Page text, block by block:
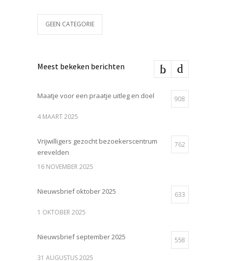
GEEN CATEGORIE
Meest bekeken berichten
Maatje voor een praatje uitleg en doel 908
4 MAART 2025
Vrijwilligers gezocht bezoekerscentrum
erevelden
762
16 NOVEMBER 2025
Nieuwsbrief oktober 2025 633
1 OKTOBER 2025
Nieuwsbrief september 2025 558
31 AUGUSTUS 2025